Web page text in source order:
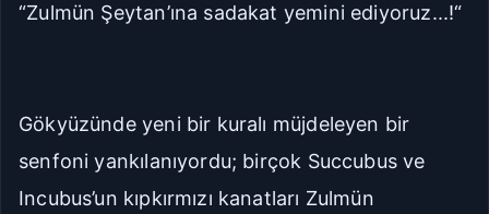
“Zulmün Şeytan’ına sadakat yemini ediyoruz...!“
Gökyüzünde yeni bir kuralı müjdeleyen bir
senfoni yankılanıyordu; birçok Succubus ve
Incubus’un kıpkırmızı kanatları Zulmün